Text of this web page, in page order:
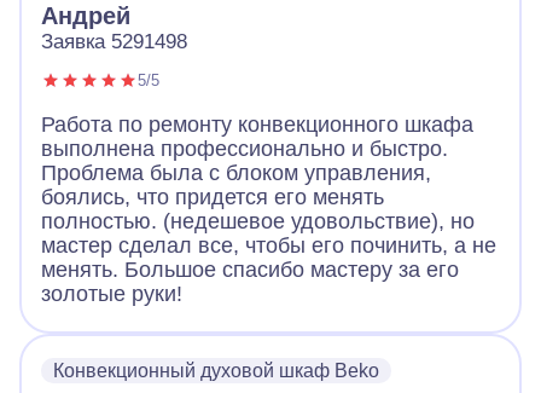
Андрей
Заявка 5291498
5/5
Работа по ремонту конвекционного шкафа
выполнена профессионально и быстро.
Проблема была с блоком управления,
боялись, что придется его менять
полностью. (недешевое удовольствие), но
мастер сделал все, чтобы его починить, а не
менять. Большое спасибо мастеру за его
золотые руки!
Конвекционный духовой шкаф Beko